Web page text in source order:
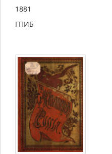
1881
ГПИБ